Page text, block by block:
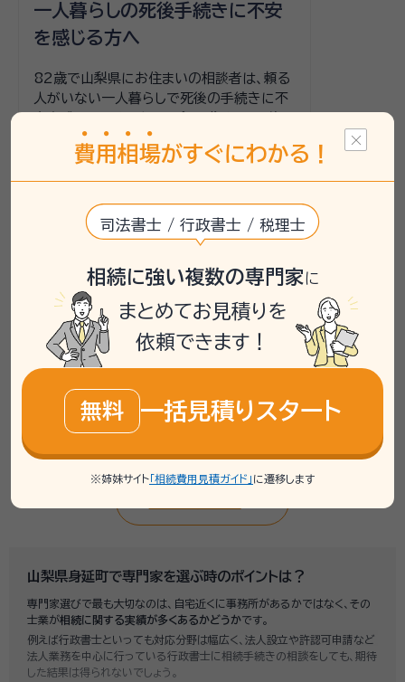
一人暮らしの死後手続きに不安
を感じる方へ
82歳で山梨県にお住まいの相談者は、頼る
人がいない一人暮らしで死後の手続きに不
産は主に預金であり、不動産は所有していな
いとのことでした。死後事務委任の手続きを
検討しており、相場が30万から50万と聞い
いい相続では、まずご自身の状況を整理し、
ました。行政書士が担当し、具体的な手続き
内容や費用について確認することをお勧め
しました。
連携士業：
大木行政書士事務所
住吉寿夫司法書士・行政書士事務所
山梨県身延町で専門家を選ぶ時のポイントは？
専門家選びで最も大切なのは、自宅近くに事務所があるかではなく、その
士業が相続に関する実績が多くあるかどうかです。
例えば行政書士といっても対応分野は幅広く、法人設立や許認可申請など
法人業務を中心に行っている行政書士に相続手続きの相談をしても、期待
した結果は得られないでしょう。
費用 相場がすぐにわかる！
司法書士 / 行政書士 / 税理士
相続に強い複数の専門家に
まとめてお見積りを
依頼できます！
無料 一括見積りスタート
※姉妹サイト 「相続費用見積ガイド」 に遷移します